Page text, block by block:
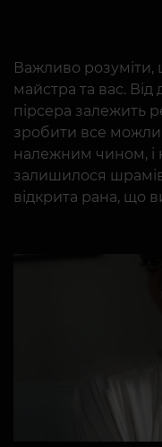
Важливо
майстра та вас.
пірсера залежить
зробити все
належним чином, і
залишилося
відкрита рана, що